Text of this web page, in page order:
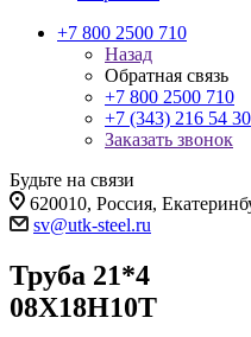
+7 800 2500 710
Назад
Обратная связь
+7 800 2500 710
+7 (343) 216 54 30
Заказать звонок
Будьте на связи
620010, Россия,
sv@utk-steel.ru
Труба 21*4
08Х18Н10Т